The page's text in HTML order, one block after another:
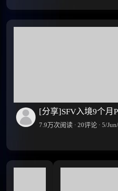
[分享]SFV入境9个月
7.9万次阅读 · 20评论 · 5/